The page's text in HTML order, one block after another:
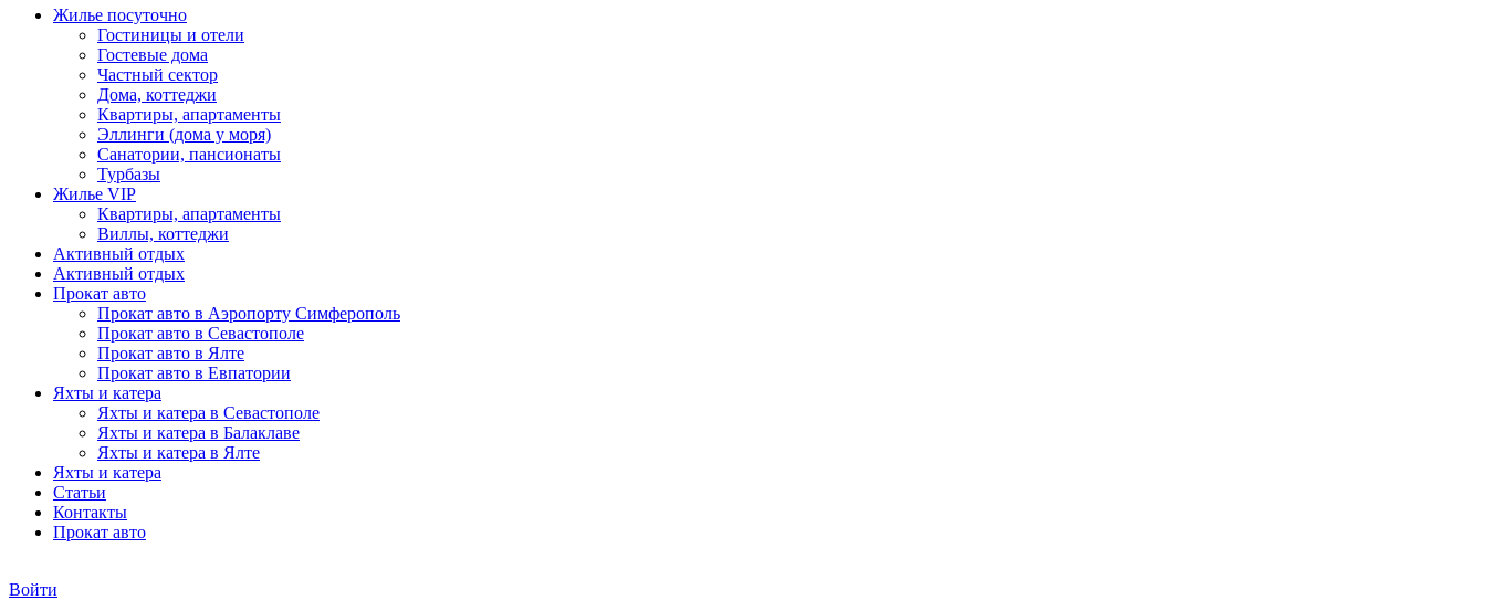
Жилье посуточно
Гостиницы и отели
Гостевые дома
Частный сектор
Дома, коттеджи
Квартиры, апартаменты
Эллинги (дома у моря)
Санатории, пансионаты
Турбазы
Жилье VIP
Квартиры, апартаменты
Виллы, коттеджи
Активный отдых
Активный отдых
Прокат авто
Прокат авто в Аэропорту Симферополь
Прокат авто в Севастополе
Прокат авто в Ялте
Прокат авто в Евпатории
Яхты и катера
Яхты и катера в Севастополе
Яхты и катера в Балаклаве
Яхты и катера в Ялте
Яхты и катера
Статьи
Контакты
Прокат авто
Войти